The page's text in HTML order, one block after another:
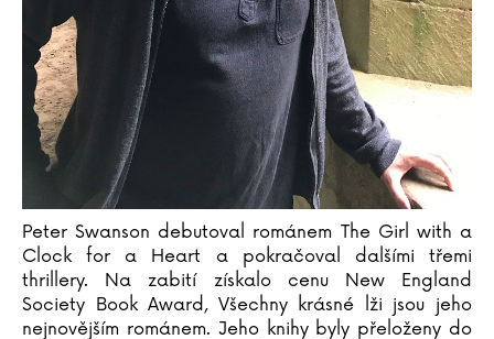
Pavel Soukup
Michal Stalmach
Adrianna Staniszewska
Urszula Staniszewska
Kristýna Staňková
Christiane Steffan
Tanja Steinbach
John Steinbeck
Miloslav Stingl
Bram Stoker
Irving Stone
Peter Swanson debutoval románem The Girl with a
Clock for a Heart a pokračoval dalšími třemi
thrillery. Na zabití získalo cenu New England
Society Book Award, Všechny krásné lži jsou jeho
nejnovějším románem. Jeho knihy byly přeloženy do